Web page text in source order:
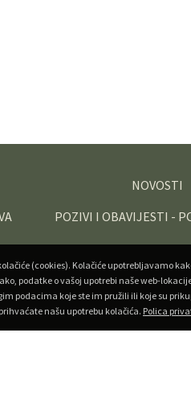
NOVOSTI
POZIVI I OBAVIJESTI -
(cookies). Kolačiće upotrebljavamo
podatke o vašoj upotrebi naše web-
podacima koje ste im pružili ili koje su
našu upotrebu kolačića. Polica